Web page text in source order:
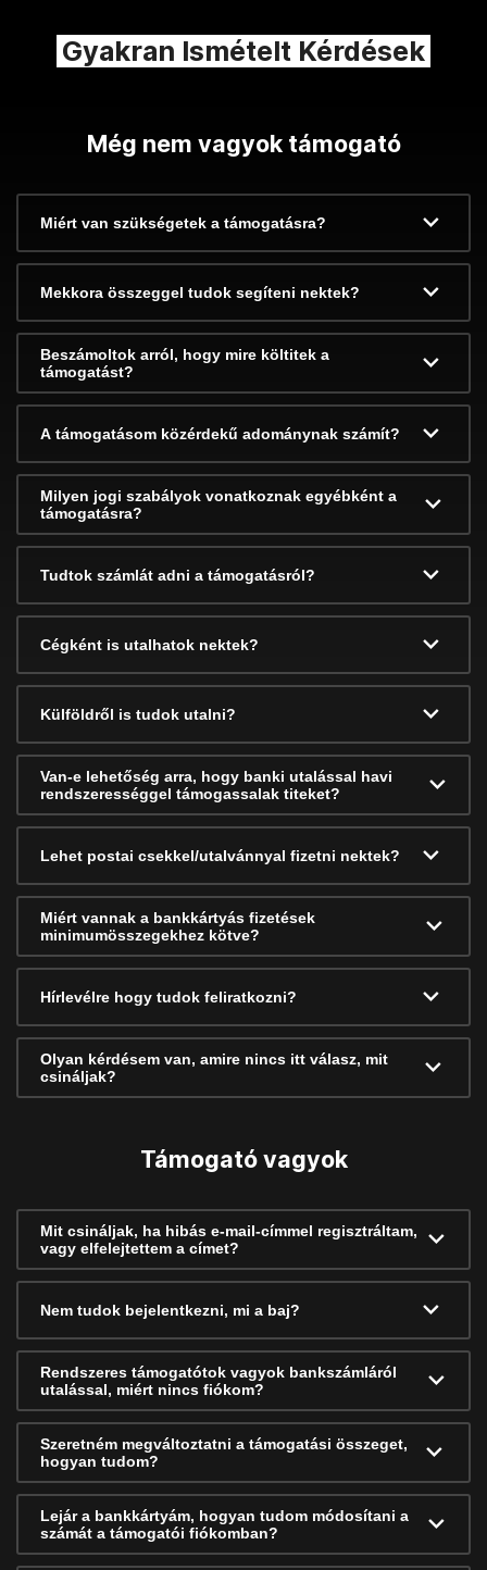
Gyakran Ismételt Kérdések
Még nem vagyok támogató
Miért van szükségetek a támogatásra?
Mekkora összeggel tudok segíteni nektek?
Beszámoltok arról, hogy mire költitek a
támogatást?
A támogatásom közérdekű adománynak számít?
Milyen jogi szabályok vonatkoznak egyébként a
támogatásra?
Tudtok számlát adni a támogatásról?
Cégként is utalhatok nektek?
Külföldről is tudok utalni?
Van-e lehetőség arra, hogy banki utalással havi
rendszerességgel támogassalak titeket?
Lehet postai csekkel/utalvánnyal fizetni nektek?
Miért vannak a bankkártyás fizetések
minimumösszegekhez kötve?
Hírlevélre hogy tudok feliratkozni?
Olyan kérdésem van, amire nincs itt válasz, mit
csináljak?
Támogató vagyok
Mit csináljak, ha hibás e-mail-címmel regisztráltam,
vagy elfelejtettem a címet?
Nem tudok bejelentkezni, mi a baj?
Rendszeres támogatótok vagyok bankszámláról
utalással, miért nincs fiókom?
Szeretném megváltoztatni a támogatási összeget,
hogyan tudom?
Lejár a bankkártyám, hogyan tudom módosítani a
számát a támogatói fiókomban?